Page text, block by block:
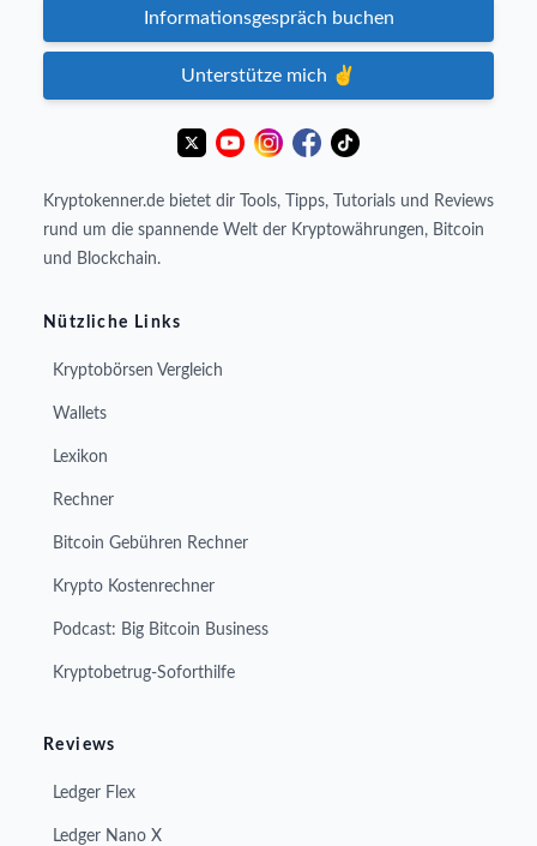
Informationsgespräch buchen
Unterstütze mich ✌️
Kryptokenner.de bietet dir Tools, Tipps, Tutorials und Reviews
rund um die spannende Welt der Kryptowährungen, Bitcoin
und Blockchain.
Nützliche Links
Kryptobörsen Vergleich
Wallets
Lexikon
Rechner
Bitcoin Gebühren Rechner
Krypto Kostenrechner
Podcast: Big Bitcoin Business
Kryptobetrug-Soforthilfe
Reviews
Ledger Flex
Ledger Nano X